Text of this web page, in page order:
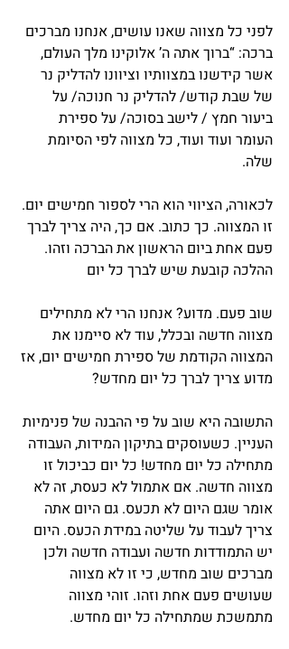
לפני כל מצווה שאנו עושים, אנחנו מברכים
ברכה: “ברוך אתה ה’ אלוקינו מלך העולם,
אשר קידשנו במצוותיו וציוונו להדליק נר
של שבת קודש/ להדליק נר חנוכה/ על
ביעור חמץ / לישב בסוכה/ על ספירת
העומר ועוד ועוד, כל מצווה לפי הסיומת
שלה.
לכאורה, הציווי הוא הרי לספור חמישים יום.
זו המצווה. כך כתוב. אם כך, היה צריך לברך
פעם אחת ביום הראשון את הברכה וזהו.
ההלכה קובעת שיש לברך כל יום
שוב פעם. מדוע? אנחנו הרי לא מתחילים
מצווה חדשה ובכלל, עוד לא סיימנו את
המצווה הקודמת של ספירת חמישים יום, אז
מדוע צריך לברך כל יום מחדש?
התשובה היא שוב על פי ההבנה של פנימיות
העניין. כשעוסקים בתיקון המידות, העבודה
מתחילה כל יום מחדש! כל יום כביכול זו
מצווה חדשה. אם אתמול לא כעסת, זה לא
אומר שגם היום לא תכעס. גם היום אתה
צריך לעבוד על שליטה במידת הכעס. היום
יש התמודדות חדשה ועבודה חדשה ולכן
מברכים שוב מחדש, כי זו לא מצווה
שעושים פעם אחת וזהו. זוהי מצווה
מתמשכת שמתחילה כל יום מחדש.